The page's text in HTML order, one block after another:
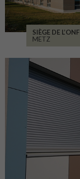
SIÈGE DE L’ONF
METZ